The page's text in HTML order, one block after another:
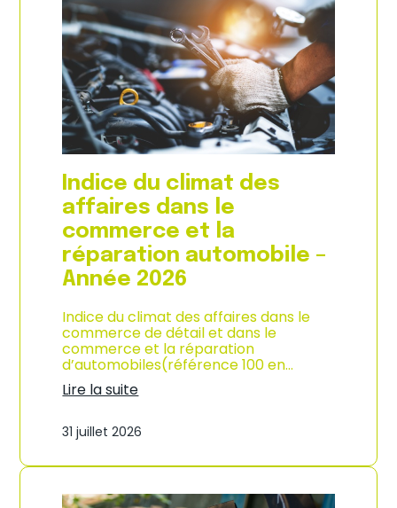
e
s
p
r
i
x
à
l
a
c
o
n
s
o
m
m
a
t
o
n
à
L
R
u
n
o
n
Indice du climat des
affaires dans le
commerce et la
réparation automobile –
Année 2026
Indice du climat des affaires dans le
commerce de détail et dans le
commerce et la réparation
d’automobiles(référence 100 en…
Lire la suite
n
i
e
31 juillet 2026